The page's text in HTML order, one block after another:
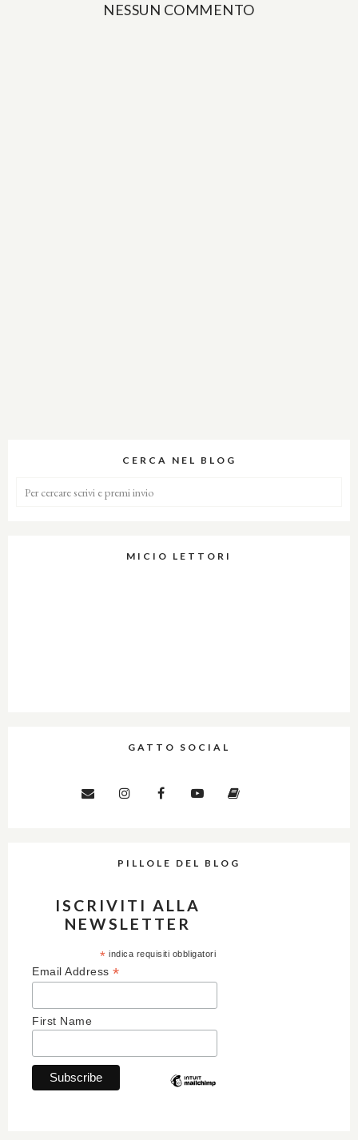
NESSUN COMMENTO
CERCA NEL BLOG
MICIO LETTORI
GATTO SOCIAL
PILLOLE DEL BLOG
ISCRIVITI ALLA
NEWSLETTER
* indica requisiti obbligatori
Email Address *
First Name